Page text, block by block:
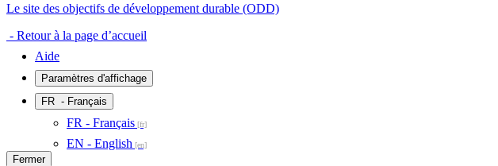
Le site des objectifs de développement durable (ODD)
- Retour à la page d’accueil
Aide
Paramètres d'affichage
FR - Français
FR - Français
EN - English
Fermer